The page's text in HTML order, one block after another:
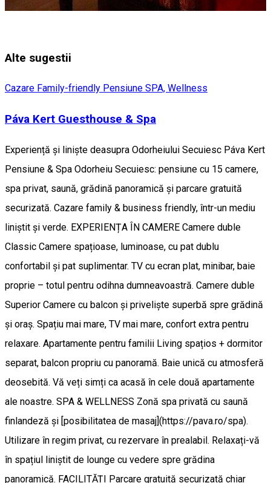
Alte sugestii
Cazare Family-friendly Pensiune SPA, Wellness
Páva Kert Guesthouse & Spa
Experiență și liniște deasupra Odorheiului Secuiesc Páva Kert
Pensiune & Spa Odorheiu Secuiesc: pensiune cu 15 camere,
spa privat, saună, grădină panoramică și parcare gratuită
securizată. Cazare family & business friendly, într-un mediu
liniștit și verde. EXPERIENȚA ÎN CAMERE Camere duble
Classic Camere spațioase, luminoase, cu pat dublu
confortabil și pat suplimentar. TV cu ecran plat, minibar, baie
proprie – totul pentru odihna dumneavoastră. Camere duble
Superior Camere cu balcon și priveliște superbă spre grădină
și oraș. Spațiu mai mare, TV mai mare, confort extra pentru
relaxare. Apartamente pentru familii Living spațios + dormitor
separat, balcon propriu cu panoramă. Baie unică cu atmosferă
deosebită. Vă veți simți ca acasă în cele două apartamente
ale noastre. SPA & WELLNESS Zonă spa privată cu saună
finlandeză și [posibilitatea de masaj](https://pava.ro/spa).
Utilizare în regim privat, cu rezervare în prealabil. Relaxați-vă
în spațiul liniștit de lounge cu vedere spre grădina
panoramică. FACILITĂȚI Parcare gratuită securizată chiar